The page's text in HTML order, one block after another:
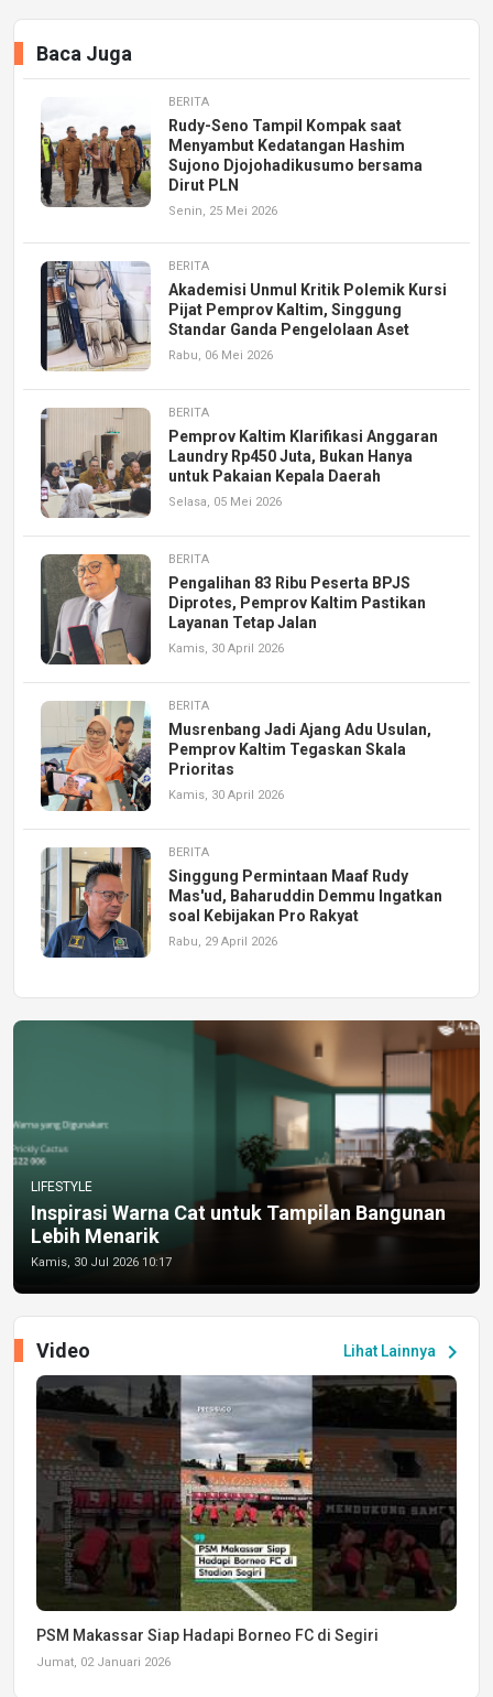
Baca Juga
BERITA
Rudy-Seno Tampil Kompak saat
Menyambut Kedatangan Hashim
Sujono Djojohadikusumo bersama
Dirut PLN
Senin, 25 Mei 2026
BERITA
Akademisi Unmul Kritik Polemik Kursi
Pijat Pemprov Kaltim, Singgung
Standar Ganda Pengelolaan Aset
Rabu, 06 Mei 2026
BERITA
Pemprov Kaltim Klarifikasi Anggaran
Laundry Rp450 Juta, Bukan Hanya
untuk Pakaian Kepala Daerah
Selasa, 05 Mei 2026
BERITA
Pengalihan 83 Ribu Peserta BPJS
Diprotes, Pemprov Kaltim Pastikan
Layanan Tetap Jalan
Kamis, 30 April 2026
BERITA
Musrenbang Jadi Ajang Adu Usulan,
Pemprov Kaltim Tegaskan Skala
Prioritas
Kamis, 30 April 2026
BERITA
Singgung Permintaan Maaf Rudy
Mas'ud, Baharuddin Demmu Ingatkan
soal Kebijakan Pro Rakyat
Rabu, 29 April 2026
LIFESTYLE
Inspirasi Warna Cat untuk Tampilan Bangunan
Lebih Menarik
Kamis, 30 Jul 2026 10:17
Lihat Lainnya chevron_right
Video
PSM Makassar Siap Hadapi Borneo FC di Segiri
Jumat, 02 Januari 2026